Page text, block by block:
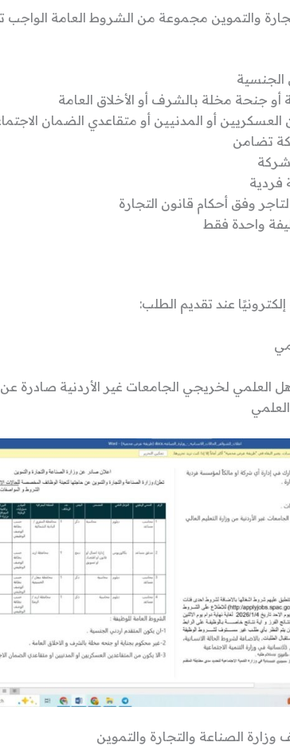
والتموين مجموعة من الشروط العامة الواجب
الجنسية
أو جنحة مخلة بالشرف أو الأخلاق العامة
العسكريين أو المدنيين أو متقاعدي الضمان
تضامن
شركة
فردية
وفق أحكام قانون التجارة
واحدة فقط
عند تقديم الطلب:
العلمي لخريجي الجامعات غير الأردنية صادرة عن
الصناعة والتجارة والتموين